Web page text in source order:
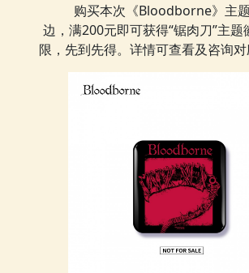
购买本次《Bloodborne》主
边，满200元即可获得“锯肉刀”主题
限，先到先得。详情可查看及咨询对